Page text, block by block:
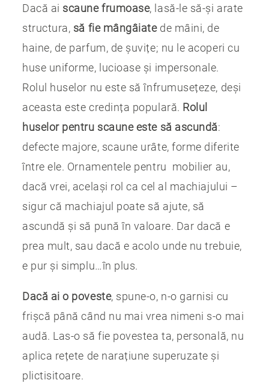
Dacă ai scaune frumoase, lasă-le să-și arate
structura, să fie mângâiate de mâini, de
haine, de parfum, de șuvițe; nu le acoperi cu
huse uniforme, lucioase și impersonale.
Rolul huselor nu este să înfrumusețeze, deși
aceasta este credința populară. Rolul
huselor pentru scaune este să ascundă:
defecte majore, scaune urâte, forme diferite
între ele. Ornamentele pentru mobilier au,
dacă vrei, același rol ca cel al machiajului –
sigur că machiajul poate să ajute, să
ascundă și să pună în valoare. Dar dacă e
prea mult, sau dacă e acolo unde nu trebuie,
e pur și simplu…în plus.
Dacă ai o poveste, spune-o, n-o garnisi cu
frișcă până când nu mai vrea nimeni s-o mai
audă. Las-o să fie povestea ta, personală, nu
aplica rețete de narațiune superuzate și
plictisitoare.